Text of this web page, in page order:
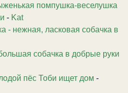
помпушка-веселушка
- Kat
- нежная, ласковая собачка в
собачка в добрые руки
пёс Тоби ищет дом -